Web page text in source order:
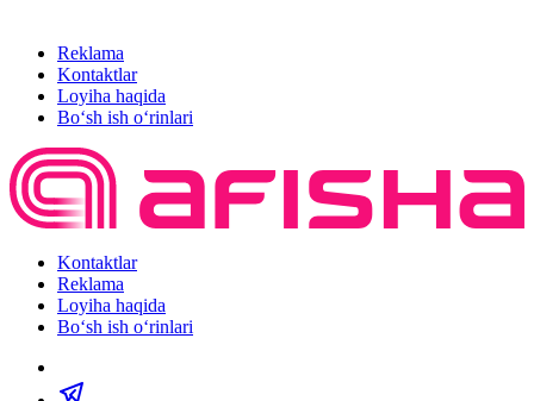
Reklama
Kontaktlar
Loyiha haqida
Bo‘sh ish o‘rinlari
Kontaktlar
Reklama
Loyiha haqida
Bo‘sh ish o‘rinlari